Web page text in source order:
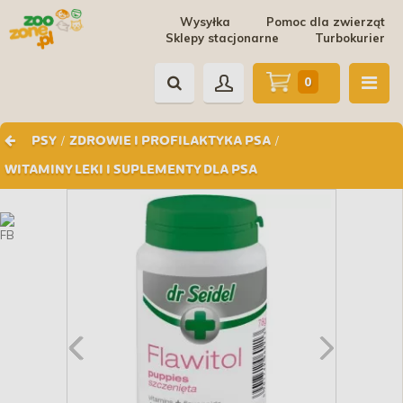
Pomoc dla zwierząt
Wysyłka
Turbokurier
Sklepy stacjonarne
PSY / ZDROWIE I PROFILAKTYKA PSA /
WITAMINY LEKI I SUPLEMENTY DLA PSA
0